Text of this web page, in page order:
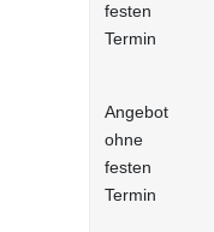
festen
Termin
Angebot
ohne
festen
Termin